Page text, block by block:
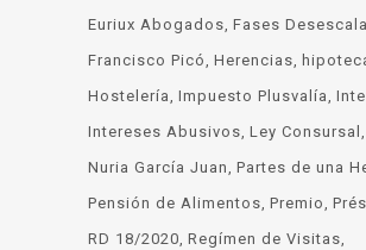
Euriux Abogados Fases
Francisco Picó Herencias
Hostelería Impuesto Plusvalía
Intereses Abusivos Ley Consursal
Nuria García Juan Partes de una
Pensión de Alimentos Premio
RD 18/2020 Regímen de Visitas